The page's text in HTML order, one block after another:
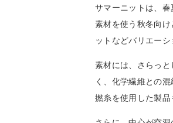
サマーニットは、
素材を使う秋冬向
ットなどバリエーシ
素材には、さらっ
く、化学繊維との
撚糸を使用した製品